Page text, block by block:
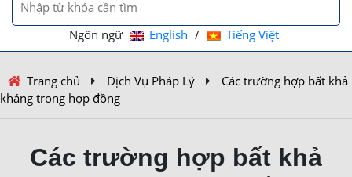
Ngôn ngữ English / Tiếng Việt
Trang chủ Dịch Vụ Pháp Lý
Các trường hợp bất khả
kháng trong hợp đồng
Các trường hợp bất khả